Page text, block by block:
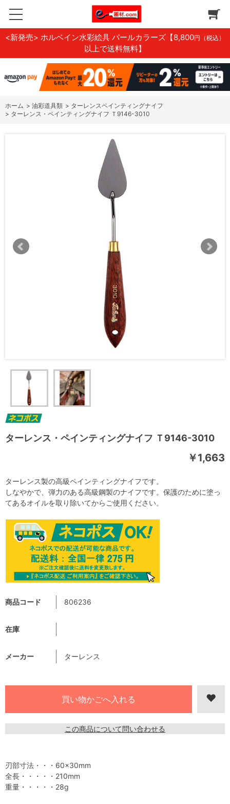
<新発売> ホルベイン水彩絵具 パールカラーズ 【8,800円（税込）
以上で送料無料】
ホーム > 油彩道具類 > ターレンスペインティングナイフ
> ターレンス・ペインティングナイフ Ｔ9146-3010
ターレンス・ペインティングナイフ Ｔ9146-3010
￥1,663
商品コード 806236
在庫
メーカー ターレンス
この商品について問い合わせる
ターレンス製の高級ペインティングナイフです。
しなやかで、弾力のある高級鋼製のナイフです。保護のために塗っ
てあるオイルを取り除いてからご使用ください。
刃部寸法・・・60×30mm
全長・・・・・210mm
重量・・・・・28g